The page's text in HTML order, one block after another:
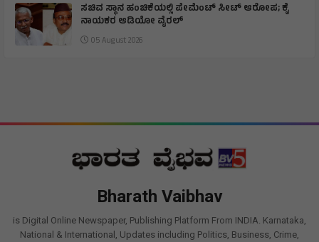
ಸಚಿವ ಸ್ಥಾನ ಹಂಚಿಕೆಯಲ್ಲಿ ಪೇಮೆಂಟ್ ಸೀಟ್ ಆರೋಪ; ಕೈ
ನಾಯಕರ ಆಡಿಯೋ ವೈರಲ್
05 August 2026
Bharath Vaibhav
is Digital Online Newspaper, Publishing Platform From INDIA. Karnataka,
National & International, Updates including Politics, Business, Crime,